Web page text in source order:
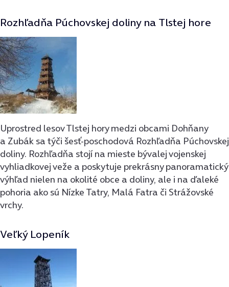
Rozhľadňa Púchovskej doliny na Tlstej hore
Uprostred lesov Tlstej hory medzi obcami Dohňany
a Zubák sa týči šesť-poschodová Rozhľadňa Púchovskej
doliny. Rozhľadňa stojí na mieste bývalej vojenskej
vyhliadkovej veže a poskytuje prekrásny panoramatický
výhľad nielen na okolité obce a doliny, ale i na ďaleké
pohoria ako sú Nízke Tatry, Malá Fatra či Strážovské
vrchy.
Veľký Lopeník